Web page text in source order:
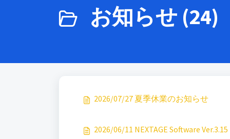
お知らせ (24)
2026/07/27 夏季休業のお知らせ
2026/06/11 NEXTAGE Software